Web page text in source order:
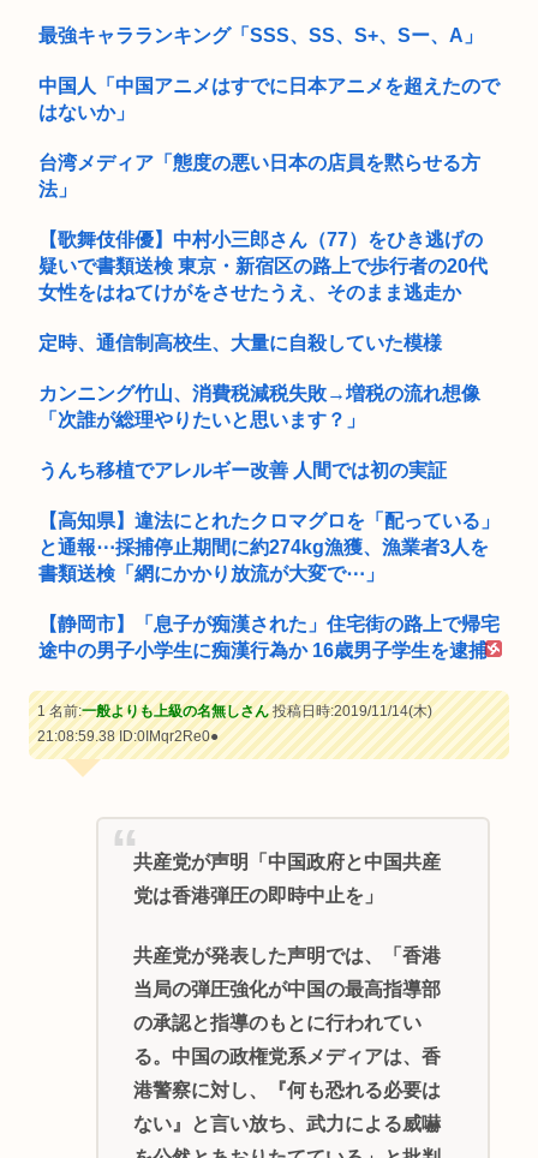
最強キャラランキング「SSS、SS、S+、Sー、A」
中国人「中国アニメはすでに日本アニメを超えたので
はないか」
台湾メディア「態度の悪い日本の店員を黙らせる方
法」
【歌舞伎俳優】中村小三郎さん（77）をひき逃げの
疑いで書類送検 東京・新宿区の路上で歩行者の20代
女性をはねてけがをさせたうえ、そのまま逃走か
定時、通信制高校生、大量に自殺していた模様
カンニング竹山、消費税減税失敗→増税の流れ想像
「次誰が総理やりたいと思います？」
うんち移植でアレルギー改善 人間では初の実証
【高知県】違法にとれたクロマグロを「配っている」
と通報⋯採捕停止期間に約274kg漁獲、漁業者3人を
書類送検「網にかかり放流が大変で⋯」
【静岡市】「息子が痴漢された」住宅街の路上で帰宅
途中の男子小学生に痴漢行為か 16歳男子学生を逮捕
1 名前:一般よりも上級の名無しさん投稿日時:2019/11/14(木)
21:08:59.38ID:0IMqr2Re0●
共産党が声明「中国政府と中国共産
党は香港弾圧の即時中止を」
共産党が発表した声明では、「香港
当局の弾圧強化が中国の最高指導部
の承認と指導のもとに行われてい
る。中国の政権党系メディアは、香
港警察に対し、『何も恐れる必要は
ない』と言い放ち、武力による威嚇